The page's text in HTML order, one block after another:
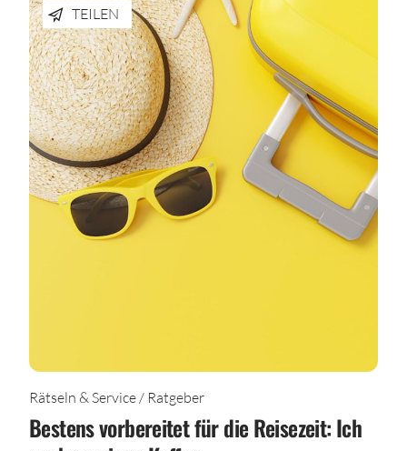
TEILEN
Rätseln & Service / Ratgeber
Bestens vorbereitet für die Reisezeit: Ich